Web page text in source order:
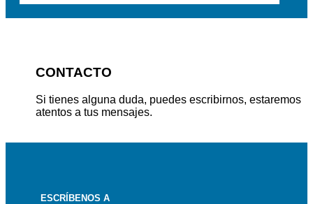
CONTACTO
Si tienes alguna duda, puedes escribirnos, estaremos
atentos a tus mensajes.
ESCRÍBENOS A